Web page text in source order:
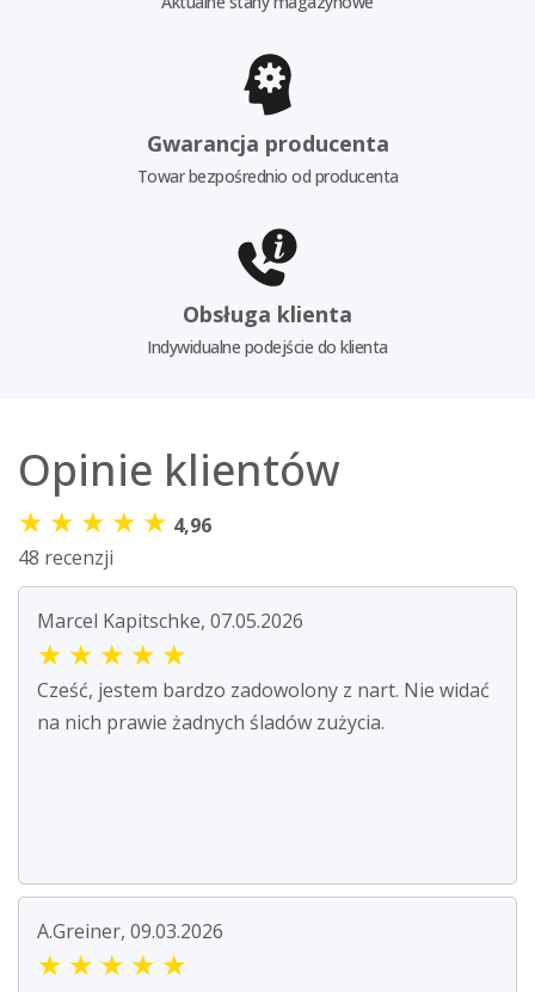
Gwarancja producenta
Towar bezpośrednio od producenta
Obsługa klienta
Indywidualne podejście do klienta
Opinie klientów
★ ★ ★ ★ ★ 4,96
48 recenzji
Marcel Kapitschke, 07.05.2026
★ ★ ★ ★ ★
Cześć, jestem bardzo zadowolony z nart. Nie widać
na nich prawie żadnych śladów zużycia.
A.Greiner, 09.03.2026
★ ★ ★ ★ ★